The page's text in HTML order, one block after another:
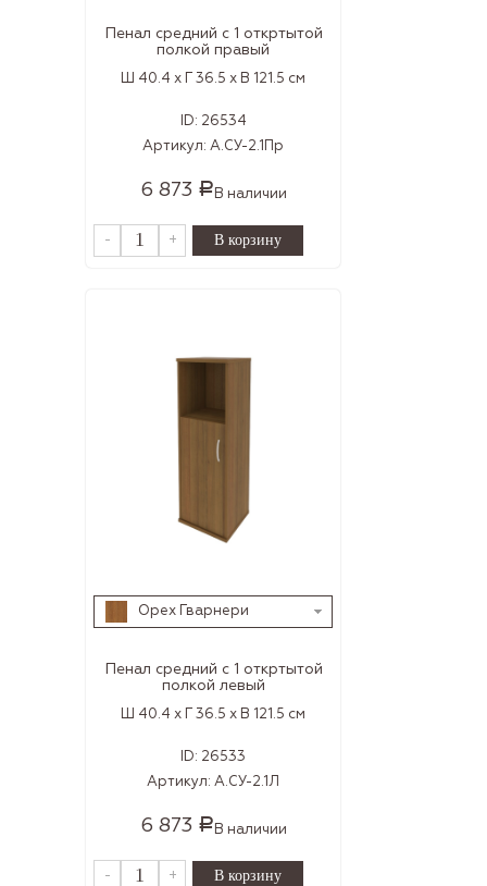
Пенал средний с 1 откртытой
полкой правый
Ш 40.4 x Г 36.5 x В 121.5 см
ID: 26534
Артикул: А.СУ-2.1Пр
6 873 Р В наличии
- +
Орех Гварнери
Пенал средний с 1 откртытой
полкой левый
Ш 40.4 x Г 36.5 x В 121.5 см
ID: 26533
Артикул: А.СУ-2.1Л
6 873 Р В наличии
- +